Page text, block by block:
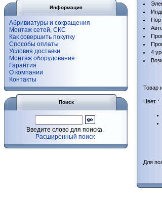
Информация
Абривиатуры и сокращения
Монтаж сетей, СКС
Как совершить покупку
Способы оплаты
Условия доставки
Монтаж оборудования
Гарантия
О компании
Контакты
Поиск
Введите слово для поиска.
Расширенный поиск
4
Товар
Цвет :
Для